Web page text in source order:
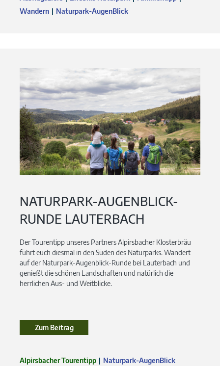
Wandern
Naturpark-AugenBlick
NATURPARK-AUGENBLICK-
RUNDE LAUTERBACH
Der Tourentipp unseres Partners Alpirsbacher Klosterbräu
führt euch diesmal in den Süden des Naturparks. Wandert
auf der Naturpark-Augenblick-Runde bei Lauterbach und
genießt die schönen Landschaften und natürlich die
herrlichen Aus- und Weitblicke.
Zum Beitrag
Alpirsbacher Tourentipp Naturpark-AugenBlick